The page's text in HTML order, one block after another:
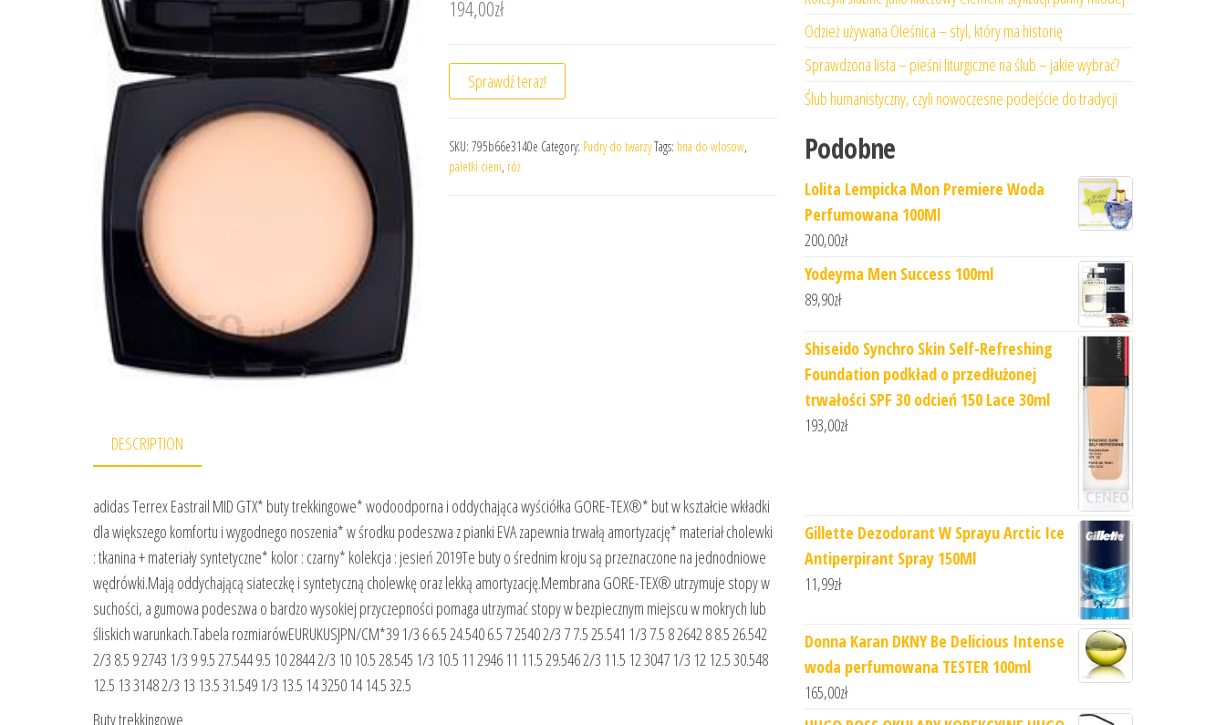
194,00zł
Sprawdź teraz!
SKU: 795b66e3140e Category: Pudry do twarzyTags: hna do wlosow,
paletki cieni, róż
DESCRIPTION
adidas Terrex Eastrail MID GTX* buty trekkingowe* wodoodporna i oddychająca wyściółka GORE-TEX®* but w kształcie wkładki
dla większego komfortu i wygodnego noszenia* w środku podeszwa z pianki EVA zapewnia trwałą amortyzację* materiał cholewki
: tkanina + materiały syntetyczne* kolor : czarny* kolekcja : jesień 2019Te buty o średnim kroju są przeznaczone na jednodniowe
wędrówki.Mają oddychającą siateczkę i syntetyczną cholewkę oraz lekką amortyzację.Membrana GORE-TEX® utrzymuje stopy w
suchości, a gumowa podeszwa o bardzo wysokiej przyczepności pomaga utrzymać stopy w bezpiecznym miejscu w mokrych lub
śliskich warunkach.Tabela rozmiarówEURUKUSJPN/CM*39 1/3 6 6.5 24.540 6.5 7 2540 2/3 7 7.5 25.541 1/3 7.5 8 2642 8 8.5 26.542
2/3 8.5 9 2743 1/3 9 9.5 27.544 9.5 10 2844 2/3 10 10.5 28.545 1/3 10.5 11 2946 11 11.5 29.546 2/3 11.5 12 3047 1/3 12 12.5 30.548
12.5 13 3148 2/3 13 13.5 31.549 1/3 13.5 14 3250 14 14.5 32.5
Buty trekkingowe
Odzież używana Oleśnica – styl, który ma historię
Sprawdzona lista – pieśni liturgiczne na ślub – jakie wybrać?
Ślub humanistyczny, czyli nowoczesne podejście do tradycji
Podobne
Lolita Lempicka Mon Premiere Woda
Perfumowana 100Ml
200,00zł
Yodeyma Men Success 100ml
89,90zł
Shiseido Synchro Skin Self-Refreshing
Foundation podkład o przedłużonej
trwałości SPF 30 odcień 150 Lace 30ml
193,00zł
Gillette Dezodorant W Sprayu Arctic Ice
Antiperpirant Spray 150Ml
11,99zł
Donna Karan DKNY Be Delicious Intense
woda perfumowana TESTER 100ml
165,00zł